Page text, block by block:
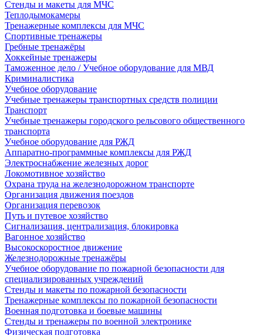
Стенды и макеты для МЧС
Теплодымокамеры
Тренажерные комплексы для МЧС
Спортивные тренажеры
Гребные тренажёры
Хоккейные тренажеры
Таможенное дело / Учебное оборудование для МВД
Криминалистика
Учебное оборудование
Учебные тренажеры транспортных средств полиции
Транспорт
Учебные тренажеры городского рельсового общественного
транспорта
Учебное оборудование для РЖД
Аппаратно-программные комплексы для РЖД
Электроснабжение железных дорог
Локомотивное хозяйство
Охрана труда на железнодорожном транспорте
Организация движения поездов
Организация перевозок
Путь и путевое хозяйство
Сигнализация, централизация, блокировка
Вагонное хозяйство
Высокоскоростное движение
Железнодорожные тренажёры
Учебное оборудование по пожарной безопасности для
специализированных учреждений
Стенды и макеты по пожарной безопасности
Тренажерные комплексы по пожарной безопасности
Военная подготовка и боевые машины
Стенды и тренажеры по военной электронике
Физическая подготовка